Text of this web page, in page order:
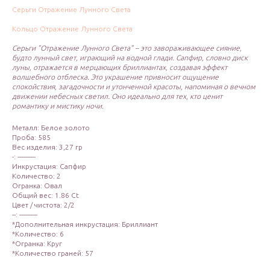
Серьги Отражение Лунного Света
Кольцо Отражение Лунного Света
Серьги "Отражение Лунного Света" – это завораживающее сияние,
будто лунный свет, играющий на водной глади. Сапфир, словно диск
луны, отражается в мерцающих бриллиантах, создавая эффект
волшебного отблеска. Это украшение привносит ощущение
спокойствия, загадочности и утонченной красоты, напоминая о вечном
движении небесных светил. Оно идеально для тех, кто ценит
романтику и мистику ночи.
Металл: Белое золото
Проба: 585
Вес изделия: 3,27 гр
-: ----------
Инкрустация: Сапфир
Количество: 2
Огранка: Овал
Общий вес: 1.86 Ct
Цвет / чистота: 2/2
--: ----------
*Дополнительная инкрустация: Бриллиант
*Количество: 6
*Огранка: Круг
*Количество граней: 57